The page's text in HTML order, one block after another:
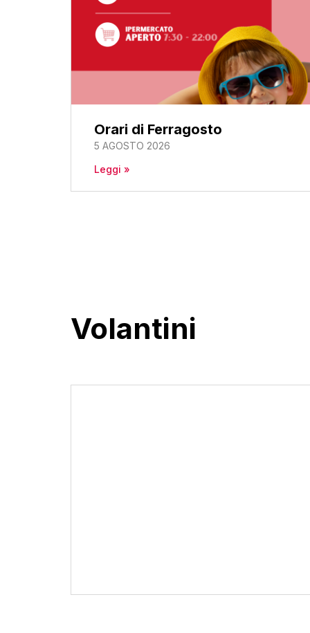
Orari di Ferragosto
5 AGOSTO 2026
Leggi »
Volantini